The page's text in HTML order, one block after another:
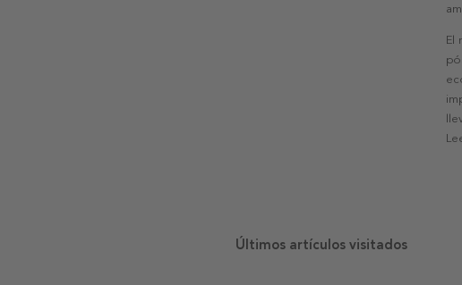
El
Últimos artículos visitados